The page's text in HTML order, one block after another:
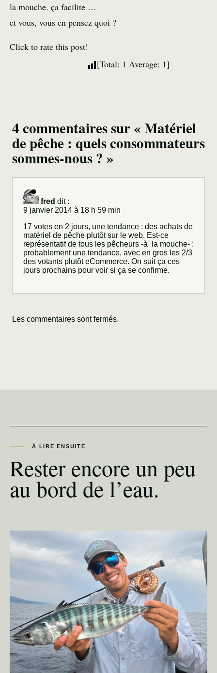
la mouche. ça facilite …
et vous, vous en pensez quoi ?
Click to rate this post!
[Total: 1 Average: 1]
4 commentaires sur « Matériel
de pêche : quels consommateurs
sommes-nous ? »
fred dit :
9 janvier 2014 à 18 h 59 min
17 votes en 2 jours, une tendance : des achats de
matériel de pêche plutôt sur le web. Est-ce
représentatif de tous les pêcheurs -à la mouche- :
probablement une tendance, avec en gros les 2/3
des votants plutôt eCommerce. On suit ça ces
jours prochains pour voir si ça se confirme.
Les commentaires sont fermés.
À LIRE ENSUITE
Rester encore un peu
au bord de l’eau.